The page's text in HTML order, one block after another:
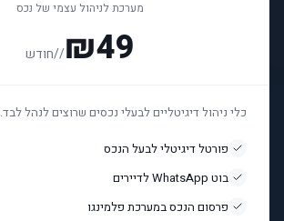
מערכת לניהול עצמי של נכס
₪49
//חודש
כלי ניהול דיגיטליים לבעלי נכסים שרוצים לנהל לבד.
פורטל דיגיטלי לבעל הנכס
בוט WhatsApp לדיירים
פרסום הנכס במערכת פלמינגו